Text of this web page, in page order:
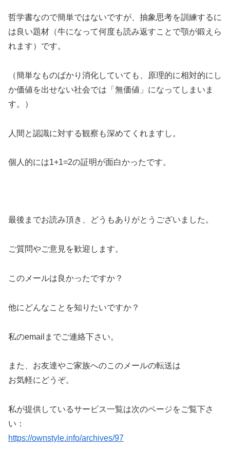
哲学書なので簡単ではないですが、抽象思考を訓練するに
は良い題材（牛になって何度も読み返すことで顎が鍛えら
れます）です。
（簡単なものばかり消化していても、原理的に相対的にし
か価値を出せない社会では「無価値」になってしまいま
す。）
人間と認識に対する観察も深めてくれますし。
個人的には1+1=2の証明が面白かったです。
最後までお読み頂き、どうもありがとうございました。
ご質問やご意見を歓迎します。
このメールは良かったですか？
他にどんなことを知りたいですか？
私のemailまでご連絡下さい。
また、お友達やご家族へのこのメールの転送は
お気軽にどうぞ。
私が提供しているサービス一覧は次のページをご覧下さ
い：
https://ownstyle.info/archives/97